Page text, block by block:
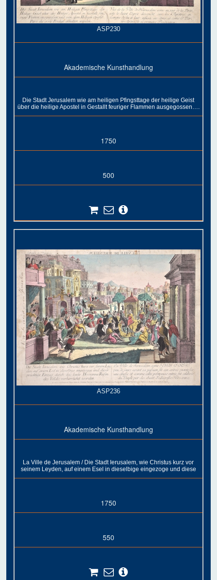
ASP230
Akademische Kunsthandlung
Die Stadt Jerusalem wie am heiligen Pfingsttage der heilige Geist
über die heilige Apostel in Gestallt feuriger Flammen ausgegossen….
1750
500
ASP236
Akademische Kunsthandlung
La Ville de Jerusalem / Die Stadt Ierusalem, wie Christus kurz vor
seinem Leyden, auf einem Esel in dieselbige eingezoge und diese
1750
550